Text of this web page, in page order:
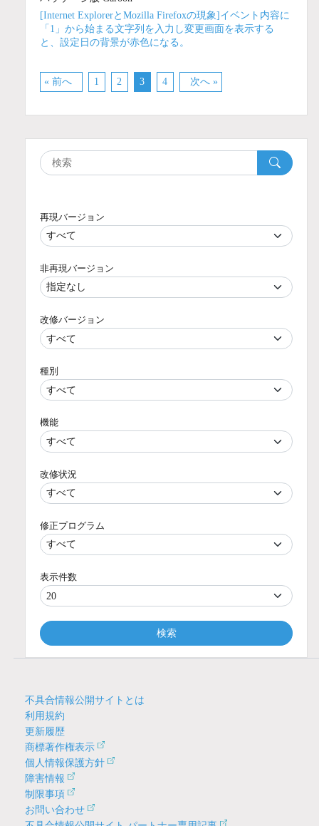
[Internet ExplorerとMozilla Firefoxの現象]イベント内容に
「1」から始まる文字列を入力し変更画面を表示する
と、設定日の背景が赤色になる。
« 前へ 1 2 3 4 次へ »
再現バージョン
非再現バージョン
改修バージョン
種別
機能
改修状況
修正プログラム
表示件数
検索
不具合情報公開サイトとは
利用規約
更新履歴
商標著作権表示
個人情報保護方針
障害情報
制限事項
お問い合わせ